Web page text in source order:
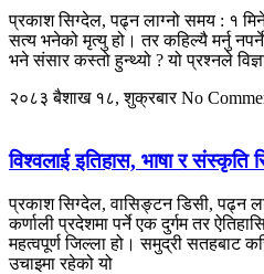
प्रकाश सिग्देल, पढ्न लाग्नो समय : १
सत्य भनेको मृत्यु हो। तर कहिल्यै मर्नु
भने संसार कस्तो हुन्थ्यो ? यो प्रश्नले
२०८३ बैशाख १८, शुक्रबारNo
विश्वलाई इतिहास, भाषा र संस्कृति
प्रकाश सिग्देल, वासिङ्टन डिसी, पढ्न
कर्णाली प्रदेशमा पर्ने एक दुर्गम तर
महत्वपूर्ण जिल्ला हो। समुद्री सतहबाट
उचाइमा रहेको यो